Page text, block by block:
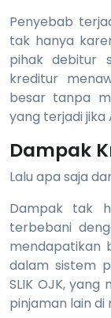
Penyebab
tak hanya
pihak debitur
kreditur
besar tanpa
yang terjadi jika
Dampak
Lalu apa saja
Dampak tak
terbebani
mendapatikan
dalam sistem
SLIK OJK,
pinjaman lain di